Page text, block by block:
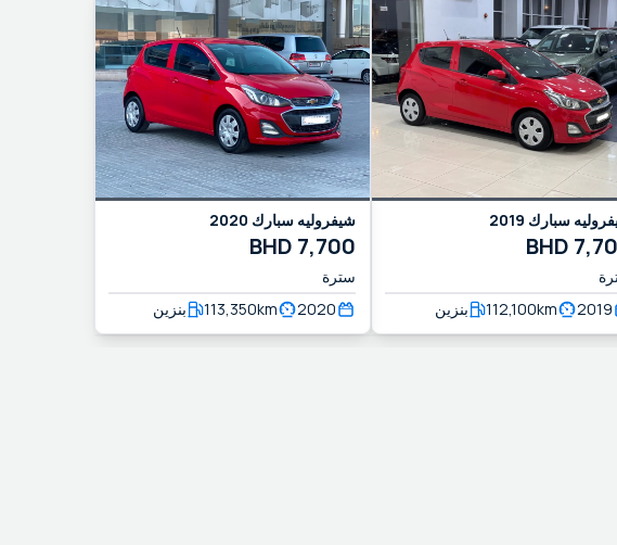
سبارك 2019
BHD
2019
112,100km بنزين
شيفروليه سبارك 2020
BHD 7,700
سترة
2020
113,350km بنزين